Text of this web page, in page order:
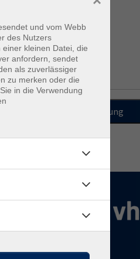
Sortierung
und vom Webb
des Nutzers
kleinen Datei, die
anfordern, sendet
als zuverlässiger
zu merken oder die
in die Verwendung